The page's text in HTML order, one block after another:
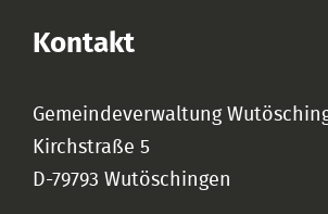
Kontakt
Gemeindeverwaltung
Kirchstraße 5
D-79793 Wutöschingen